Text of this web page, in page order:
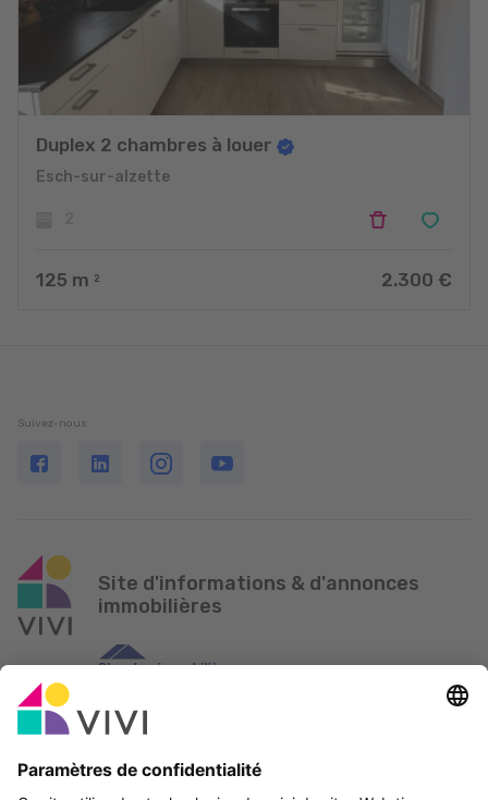
Duplex 2 chambres à louer
Esch-sur-alzette
125 m 2 2.300 €
Suivez-nous
Site d'informations & d'annonces
immobilières